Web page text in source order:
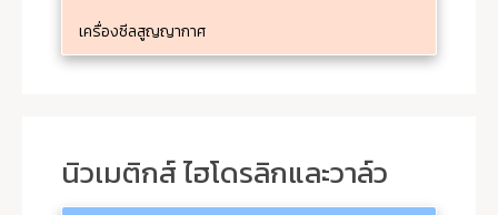
เครื่องซีลสูญญากาศ
นิวเมติกส์ ไฮโดรลิกและวาล์ว